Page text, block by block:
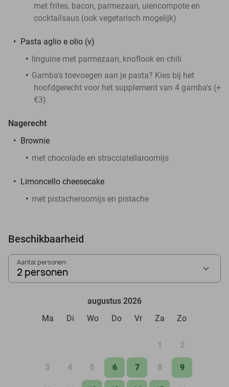
met frites, bacon, parmezaan, uiencompote en
cocktailsaus (ook vegetarisch mogelijk)
Pasta aglio e olio (v)
linguine met parmezaan, knoflook en chili
Gamba's toevoegen aan je pasta? Kies bij het
hoofdgerecht voor het supplement van 4 gamba's (+
€3)
Nagerecht
Brownie
met chocolade en stracciatellaroomijs
Limoncello cheesecake
met pistacheroomijs en pistache
Beschikbaarheid
Aantal personen:
2 personen
augustus 2026
Ma
Di Wo Do Vr Za Zo
1 2
3 4 5 6 7 8 9